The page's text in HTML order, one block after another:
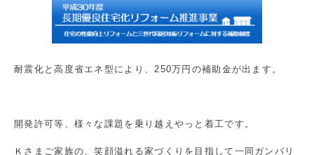
耐震化と高度省エネ型により、250万円の補助金が出ます。
開発許可等、様々な課題を乗り越えやっと着工です。
Ｋさまご家族の、笑顔溢れる家づくりを目指して一同ガンバリ